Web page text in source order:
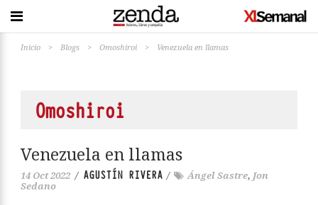
Inicio > Blogs > Omoshiroi > Venezuela en llamas
Omoshiroi
Venezuela en llamas
14 Oct 2022 / AGUSTÍN RIVERA / Ángel Sastre, Jon
Sedano